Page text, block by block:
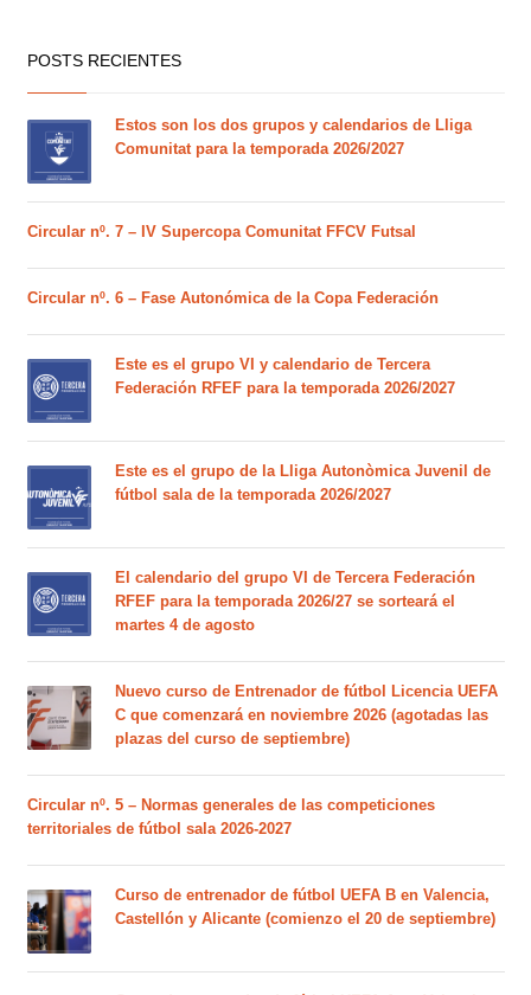
POSTS RECIENTES
Estos son los dos grupos y calendarios de Lliga
Comunitat para la temporada 2026/2027
Circular nº. 7 – IV Supercopa Comunitat FFCV Futsal
Circular nº. 6 – Fase Autonómica de la Copa Federación
Este es el grupo VI y calendario de Tercera
Federación RFEF para la temporada 2026/2027
Este es el grupo de la Lliga Autonòmica Juvenil de
fútbol sala de la temporada 2026/2027
El calendario del grupo VI de Tercera Federación
RFEF para la temporada 2026/27 se sorteará el
martes 4 de agosto
Nuevo curso de Entrenador de fútbol Licencia UEFA
C que comenzará en noviembre 2026 (agotadas las
plazas del curso de septiembre)
Circular nº. 5 – Normas generales de las competiciones
territoriales de fútbol sala 2026-2027
Curso de entrenador de fútbol UEFA B en Valencia,
Castellón y Alicante (comienzo el 20 de septiembre)